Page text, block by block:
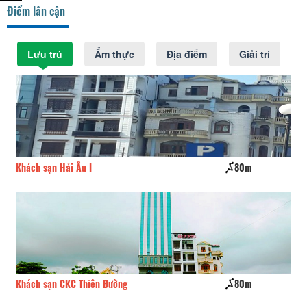
Điểm lân cận
Lưu trú Ẩm thực Địa điểm Giải trí
Khách sạn Hải Âu I 80m
Khách sạn CKC Thiên Đường 80m